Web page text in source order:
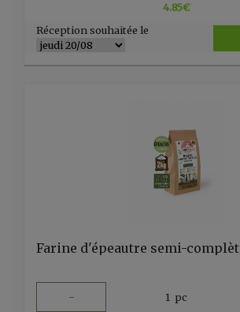
4.85€
Réception souhaitée le
- 1 pc